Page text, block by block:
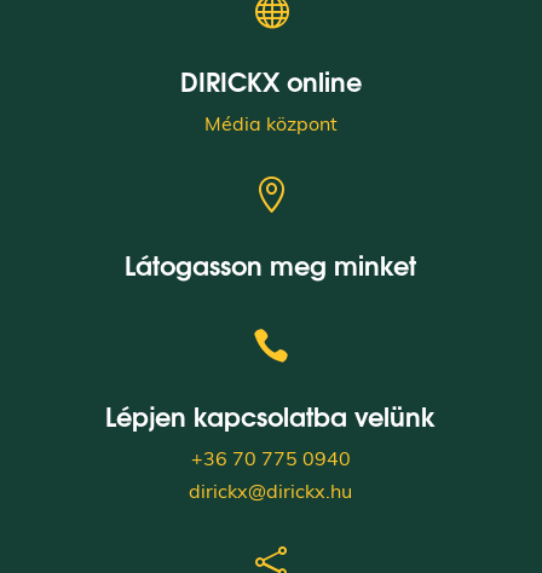

DIRICKX online
Média központ

Látogasson meg minket

Lépjen kapcsolatba velünk
+36 70 775 0940
dirickx@dirickx.hu
